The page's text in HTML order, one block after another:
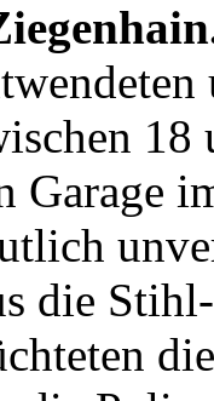
Garage
die